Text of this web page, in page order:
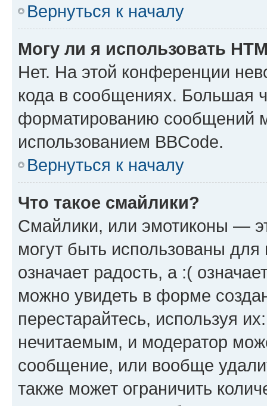
Вернуться к началу
Могу ли я использовать
Нет. На этой конференции
кода в сообщениях. Большая
форматированию сообщений
использованием BBCode.
Вернуться к началу
Что такое смайлики?
Смайлики, или эмотиконы —
могут быть использованы
означает радость, а :(
можно увидеть в форме
перестарайтесь, используя
нечитаемым, и модератор
сообщение, или вообще
также может ограничить